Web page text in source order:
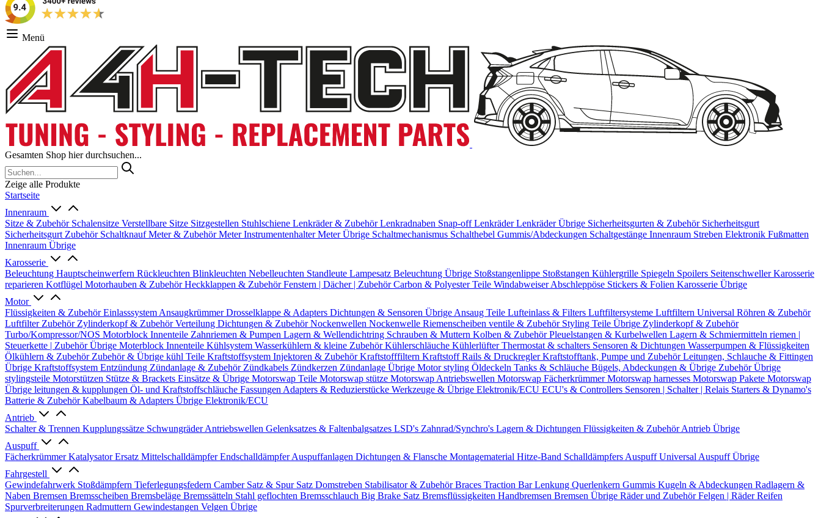
Menü
Gesamten Shop hier durchsuchen...
Zeige alle Produkte
Startseite
Innenraum
Sitze & Zubehör Schalensitze Verstellbare Sitze Sitzgestellen Stuhlschiene Lenkräder & ZubehörLenkradnaben Snap-offLenkräderLenkräder Übrige Sicherheitsgurten & Zubehör Sicherheitsgurt
Sicherheitsgurt Zubehör SchaltknaufMeter & ZubehörMeterInstrumentenhalterMeter Übrige Schaltmechanismus Schalthebel Gummis/Abdeckungen Schaltgestänge Innenraum Streben Elektronik Fußmatten
Innenraum Übrige
Karosserie
Beleuchtung Hauptscheinwerfern Rückleuchten Blinkleuchten Nebelleuchten Standleute Lampesatz Beleuchtung Übrige Stoßstangenlippe Stoßstangen Kühlergrille Spiegeln Spoilers SeitenschwellerKarosserie
reparieren Kotflügel Motorhauben & ZubehörHeckklappen & ZubehörFenstern | Dächer | ZubehörCarbon & Polyester Teile WindabweiserAbschleppöse Stickers & Folien Karosserie Übrige
Motor
Flüssigkeiten & ZubehörEinlasssystem AnsaugkrümmerDrosselklappe & Adapters Dichtungen & Sensoren Übrige Ansaug Teile Lufteinlass & Filters Luftfiltersysteme Luftfiltern Universal Röhren & Zubehör
Luftfilter Zubehör Zylinderkopf & ZubehörVerteilung Dichtungen & ZubehörNockenwellen Nockenwelle Riemenscheiben ventile & Zubehör Styling Teile Übrige Zylinderkopf & Zubehör
Turbo/Kompressor/NOS Motorblock Innenteile Zahnriemen & Pumpen Lagern & Wellendichtring Schrauben & Muttern Kolben & ZubehörPleuelstangen & Kurbelwellen Lagern & Schmiermitteln riemen |
Steuerkette | ZubehörÜbrige Moterblock Innenteile Kühlsystem Wasserkühlern & kleine ZubehörKühlerschläuche KühlerlüfterThermostat & schalters Sensoren & Dichtungen Wasserpumpen & Flüssigkeiten
Ölkühlern & Zubehör Zubehör & Übrige kühl Teile Kraftstoffsystem Injektoren & ZubehörKraftstofffiltern Kraftstoff Rails & DruckreglerKraftstofftank, Pumpe und ZubehörLeitungen, Schlauche & Fittingen
Übrige Kraftstoffsystem Entzündung Zündanlage & Zubehör Zündkabels Zündkerzen Zündanlage Übrige Motor styling Öldeckeln Tanks & Schläuche Bügels, Abdeckungen & Übrige ZubehörÜbrige
stylingsteile Motorstützen Stütze & Brackets Einsätze & Übrige Motorswap Teile Motorswap stütze Motorswap Antriebswellen Motorswap FächerkrümmerMotorswap harnesses Motorswap Pakete Motorswap
Übrige leitungen & kupplungen Öl- und Kraftstoffschläuche Fassungen Adapters & Reduzierstücke Werkzeuge & Übrige Elektronik/ECU ECU's & Controllers Sensoren | Schalter | Relais Starters & Dynamo's
Batterie & ZubehörKabelbaum & Adapters Übrige Elektronik/ECU
Antrieb
Schalter & Trennen Kupplungssätze SchwungräderAntriebswellen Gelenksatzes & Faltenbalgsatzes LSD's Zahnrad/Synchro's Lagern & Dichtungen Flüssigkeiten & ZubehörAntrieb Übrige
Auspuff
FächerkrümmerKatalysator Ersatz MittelschalldämpferEndschalldämpferAuspuffanlagen Dichtungen & Flansche Montagematerial Hitze-Band Schalldämpfers Auspuff Universal Auspuff Übrige
Fahrgestell
Gewindefahrwerk Stoßdämpfern Tieferlegungsfedern Camber Satz & Spur Satz Domstreben Stabilisator & ZubehörBraces Traction BarLenkung Querlenkern Gummis Kugeln & Abdeckungen Radlagern &
Naben Bremsen Bremsscheiben Bremsbeläge Bremssätteln Stahl geflochten Bremsschlauch Big Brake Satz Bremsflüssigkeiten Handbremsen Bremsen Übrige Räder und ZubehörFelgen | RäderReifen
Spurverbreiterungen Radmuttern Gewindestangen Velgen Übrige